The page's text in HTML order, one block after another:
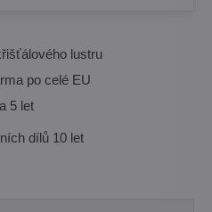
lustru
po celé EU
5 let
dílů 10 let